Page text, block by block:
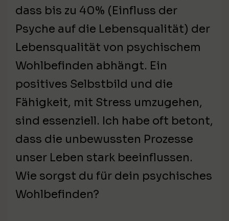
dass bis zu 40% (Einfluss der
Psyche auf die Lebensqualität) der
Lebensqualität von psychischem
Wohlbefinden abhängt. Ein
positives Selbstbild und die
Fähigkeit, mit Stress umzugehen,
sind essenziell. Ich habe oft betont,
dass die unbewussten Prozesse
unser Leben stark beeinflussen.
Wie sorgst du für dein psychisches
Wohlbefinden?